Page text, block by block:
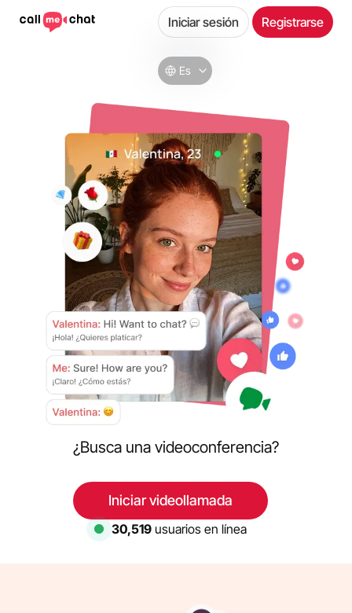
Es
Iniciar sesión Registrarse
¿Busca una videoconferencia?
Iniciar videollamada
31,507usuarios en línea